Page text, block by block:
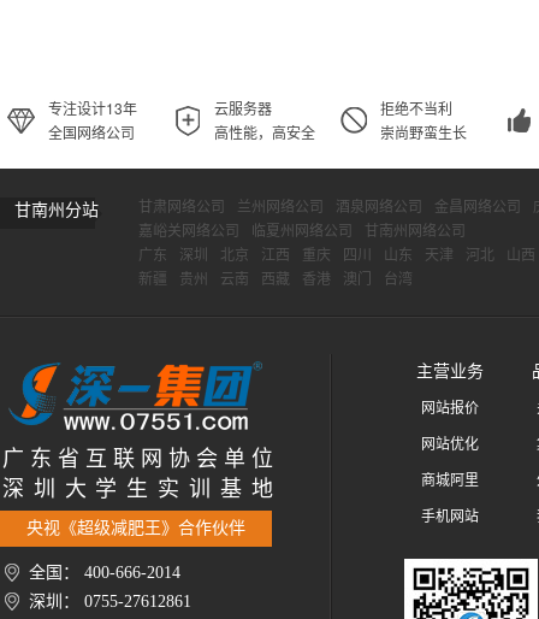
专注设计13年
全国网络公司
云服务器
高性能，高安全
拒绝不当利
崇尚野蛮生长
甘南州分站 甘肃网络公司 兰州网络公司 酒泉网络公司 金昌网络公司
嘉峪关网络公司
临夏州网络公司
甘南州网络公司
广东
深圳 北京 江西 重庆 四川 山东 天津 河北
山西
新疆
贵州 云南 西藏 香港 澳门 台湾
广 东 省 互 联 网 协 会 单 位
深 圳 大 学 生 实 训 基 地
央视《超级减肥王》合作伙伴
全国： 400-666-2014
深圳： 0755-27612861
主营业务
网站报价
网站优化
商城阿里
手机网站